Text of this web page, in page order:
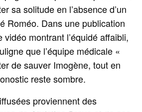
sa solitude en l’absence d’un
Roméo. Dans une publication
montrant l’équidé affaibli,
que l’équipe médicale «
de sauver Imogène, tout en
reste sombre.
proviennent des